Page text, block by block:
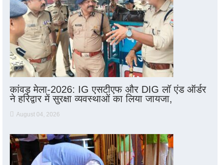
कांवड़ मेला-2026: IG एसटीएफ और DIG लॉ एंड ऑर्डर
ने हरिद्वार में सुरक्षा व्यवस्थाओं का लिया जायजा,
August 04, 2026